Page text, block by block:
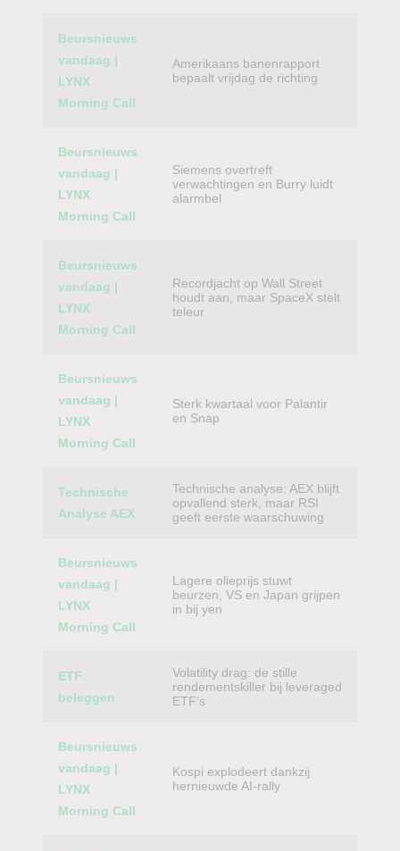
Category
Beursnieuws
vandaag |
LYNX
Morning Call
Amerikaans banenrapport
bepaalt vrijdag de richting
Beursnieuws
vandaag |
LYNX
Morning Call
Siemens overtreft
verwachtingen en Burry luidt
alarmbel
Beursnieuws
vandaag |
LYNX
Morning Call
Recordjacht op Wall Street
houdt aan, maar SpaceX stelt
teleur
Beursnieuws
vandaag |
LYNX
Morning Call
Sterk kwartaal voor Palantir
en Snap
Technische
Analyse AEX
Technische analyse: AEX blijft
opvallend sterk, maar RSI
geeft eerste waarschuwing
Beursnieuws
vandaag |
LYNX
Morning Call
Lagere olieprijs stuwt
beurzen, VS en Japan grijpen
in bij yen
ETF
beleggen
Volatility drag: de stille
rendementskiller bij leveraged
ETF’s
Beursnieuws
vandaag |
LYNX
Morning Call
Kospi explodeert dankzij
hernieuwde AI-rally